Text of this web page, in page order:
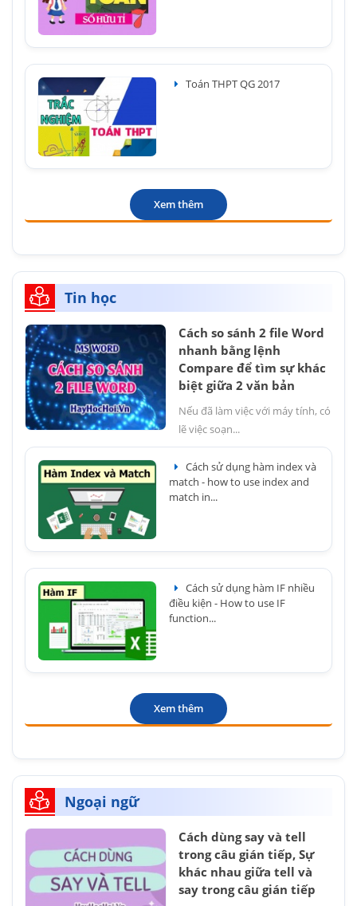
Toán THPT QG 2017
Xem thêm
Tin học
Cách so sánh 2 file Word
nhanh bằng lệnh
Compare để tìm sự khác
biệt giữa 2 văn bản
Nếu đã làm việc với máy tính, có
lẽ việc soạn...
Cách sử dụng hàm index và
match - how to use index and
match in...
Cách sử dụng hàm IF nhiều
điều kiện - How to use IF
function...
Xem thêm
Ngoại ngữ
Cách dùng say và tell
trong câu gián tiếp, Sự
khác nhau giữa tell và
say trong câu gián tiếp